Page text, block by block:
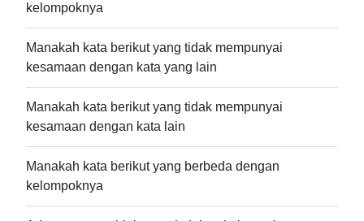
kelompoknya
Manakah kata berikut yang tidak mempunyai
kesamaan dengan kata yang lain
Manakah kata berikut yang tidak mempunyai
kesamaan dengan kata lain
Manakah kata berikut yang berbeda dengan
kelompoknya